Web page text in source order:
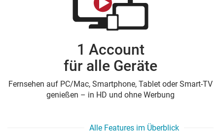
1 Account
für alle Geräte
Fernsehen auf PC/Mac, Smartphone, Tablet oder Smart-TV
genießen – in HD und ohne Werbung
Alle Features im Überblick